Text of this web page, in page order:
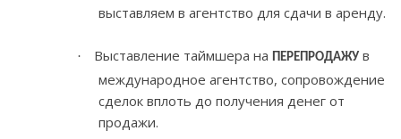
выставляем в агентство для сдачи в аренду.
· Выставление таймшера наПЕРЕПРОДАЖУ в
международное агентство, сопровождение
сделок вплоть до получения денег от
продажи.